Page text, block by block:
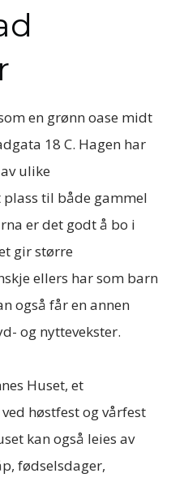
en grønn oase midt
18 C. Hagen har
ulike
til både gammel
er det godt å bo i
gir større
ellers har som barn
også får en annen
og nyttevekster.
Huset, et
høstfest og vårfest
kan også leies av
fødselsdager,